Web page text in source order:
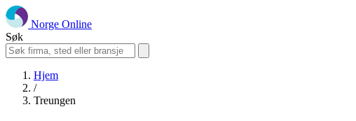
Norge Online
Søk
Hjem
/
Treungen